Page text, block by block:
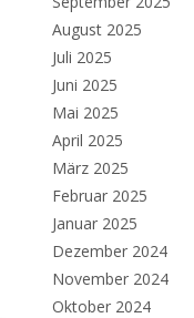
August 2025
Juli 2025
Juni 2025
Mai 2025
April 2025
März 2025
Februar 2025
Januar 2025
Dezember 2024
November 2024
Oktober 2024